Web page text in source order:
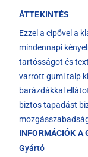
ÁTTEKINTÉS
Ezzel a cipővel a
mindennapi
tartósságot és
varrott gumi talp
barázdákkal
biztos tapadást
INFORMÁCIÓK A
Gyártó